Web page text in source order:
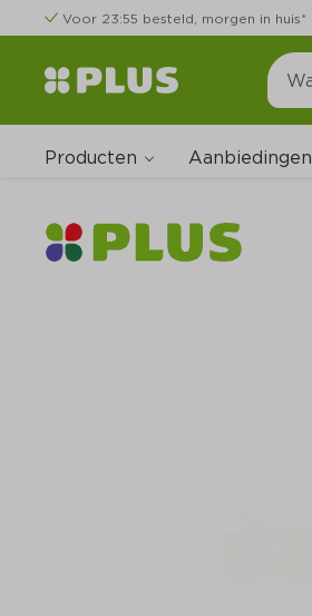
Voor 23:55 besteld, morgen in huis*
Producten Aanbiedingen